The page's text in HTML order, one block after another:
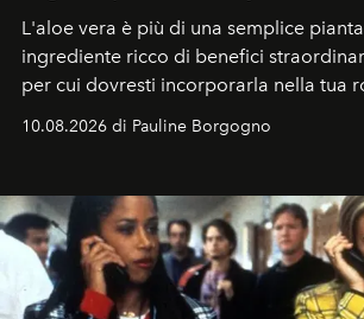
L'aloe vera è più di una semplice
ingrediente ricco di benefici
per cui dovresti incorporarla nella tua
e benessere.
10.08.2026 di Pauline Borgogno